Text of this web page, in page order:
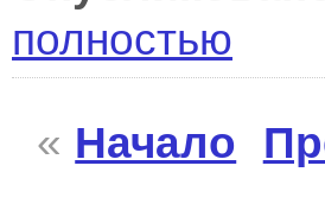
полностью
« Начало